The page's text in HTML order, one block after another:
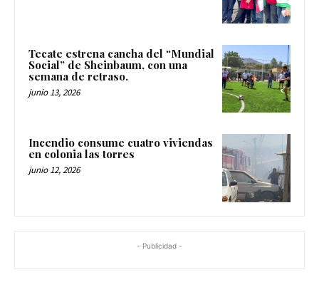
Tecate estrena cancha del “Mundial
Social” de Sheinbaum, con una
semana de retraso.
junio 13, 2026
Incendio consume cuatro viviendas
en colonia las torres
junio 12, 2026
- Publicidad -